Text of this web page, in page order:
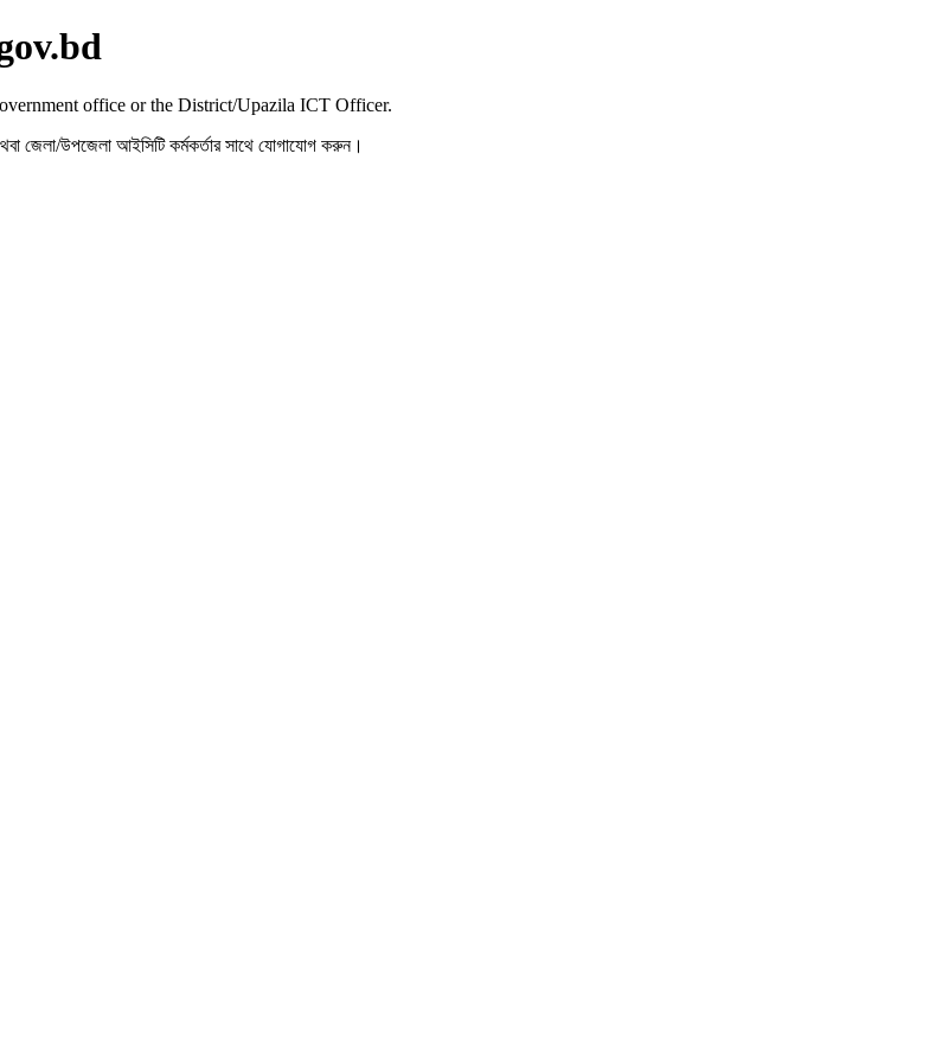
office or the District/Upazila ICT Officer.
জেলা/উপজেলা আইসিটি কর্মকর্তার সাথে যোগাযোগ করুন।